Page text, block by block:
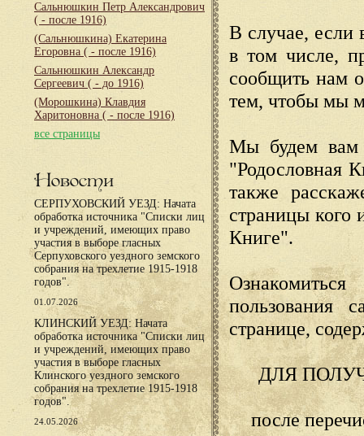
Сальнюшкин Петр Александрович
( - после 1916)
(Сальнюшкина) Екатерина
Егоровна ( - после 1916)
Сальнюшкин Александр
Сергеевич ( - до 1916)
(Морошкина) Клавдия
Харитоновна ( - после 1916)
все страницы
Новости
СЕРПУХОВСКИЙ УЕЗД: Начата
обработка источника "Списки лиц
и учреждений, имеющих право
участия в выборе гласных
Серпуховского уездного земского
собрания на трехлетие 1915-1918
годов".
01.07.2026
КЛИНСКИЙ УЕЗД: Начата
обработка источника "Списки лиц
и учреждений, имеющих право
участия в выборе гласных
Клинского уездного земского
собрания на трехлетие 1915-1918
годов".
24.05.2026
В случае, если
в том числе,
сообщить нам
тем, чтобы мы
Мы будем вам
"Родословная
также
страницы кого
Книге".
пользования
странице,
ДЛЯ
после